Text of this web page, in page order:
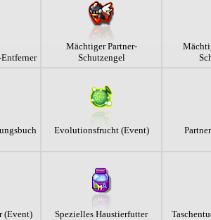
Mächtiger Partner-
Schutzengel
Evolutionsfrucht (Event)
(Event) Spezielles Haustierfutter